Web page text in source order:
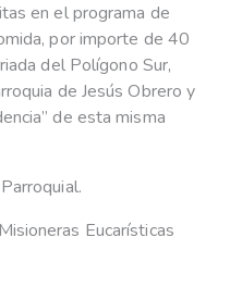
en el programa de
por importe de 40
del Polígono Sur,
de Jesús Obrero y
de esta misma
Eucarísticas